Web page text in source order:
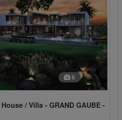
6
/ Villa - GRAND GAUBE -